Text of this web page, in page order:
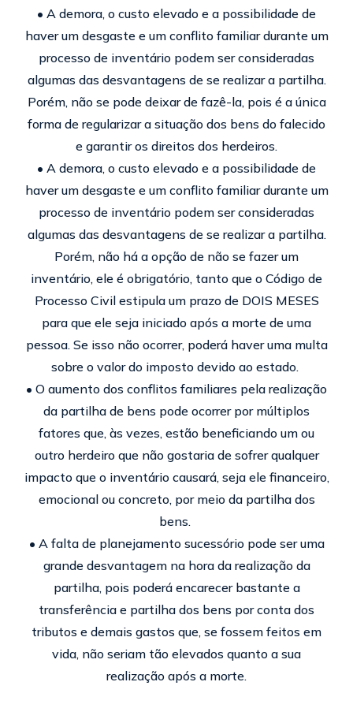
• A demora, o custo elevado e a possibilidade de
haver um desgaste e um conflito familiar durante um
processo de inventário podem ser consideradas
algumas das desvantagens de se realizar a partilha.
Porém, não se pode deixar de fazê-la, pois é a única
forma de regularizar a situação dos bens do falecido
e garantir os direitos dos herdeiros.
• A demora, o custo elevado e a possibilidade de
haver um desgaste e um conflito familiar durante um
processo de inventário podem ser consideradas
algumas das desvantagens de se realizar a partilha.
Porém, não há a opção de não se fazer um
inventário, ele é obrigatório, tanto que o Código de
Processo Civil estipula um prazo de DOIS MESES
para que ele seja iniciado após a morte de uma
pessoa. Se isso não ocorrer, poderá haver uma multa
sobre o valor do imposto devido ao estado.
• O aumento dos conflitos familiares pela realização
da partilha de bens pode ocorrer por múltiplos
fatores que, às vezes, estão beneficiando um ou
outro herdeiro que não gostaria de sofrer qualquer
impacto que o inventário causará, seja ele financeiro,
emocional ou concreto, por meio da partilha dos
bens.
• A falta de planejamento sucessório pode ser uma
grande desvantagem na hora da realização da
partilha, pois poderá encarecer bastante a
transferência e partilha dos bens por conta dos
tributos e demais gastos que, se fossem feitos em
vida, não seriam tão elevados quanto a sua
realização após a morte.